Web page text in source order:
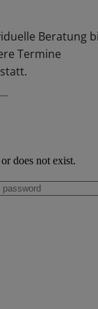
Beratung
Termine
statt.